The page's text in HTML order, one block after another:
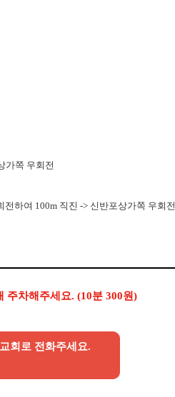
가쪽 우회전
하여 100m 직진 -> 신반포상가쪽 우회전
주차해주세요. (10분 300원)
회로 전화주세요.